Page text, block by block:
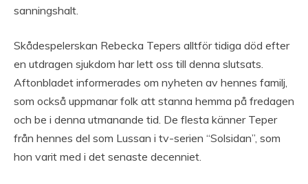
sanningshalt.
Skådespelerskan Rebecka Tepers alltför tidiga död efter
en utdragen sjukdom har lett oss till denna slutsats.
Aftonbladet informerades om nyheten av hennes familj,
som också uppmanar folk att stanna hemma på fredagen
och be i denna utmanande tid. De flesta känner Teper
från hennes del som Lussan i tv-serien “Solsidan”, som
hon varit med i det senaste decenniet.